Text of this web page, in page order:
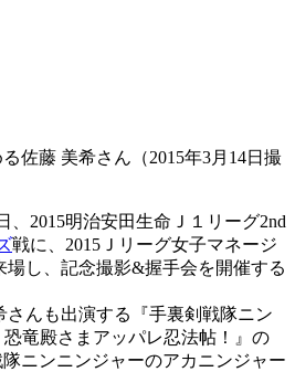
佐藤 美希さん（2015年3月14日撮
、2015明治安田生命Ｊ１リーグ2nd
戦に、2015Ｊリーグ女子マネージ
場し、記念撮影&握手会を開催する
さんも出演する『手裏剣戦隊ニン
竜殿さまアッパレ忍法帖！』の
ニンニンジャーのアカニンジャー